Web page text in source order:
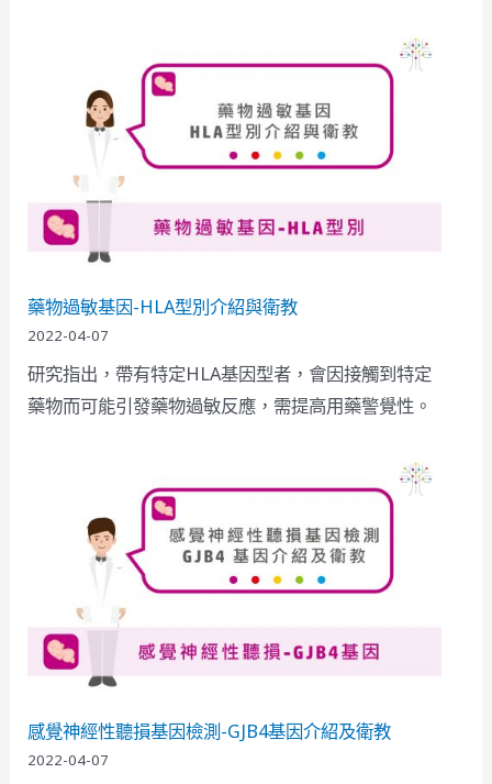
藥物過敏基因-HLA型別介紹與衛教
2022-04-07
研究指出，帶有特定HLA基因型者，會因接觸到特定
藥物而可能引發藥物過敏反應，需提高用藥警覺性。
感覺神經性聽損基因檢測-GJB4基因介紹及衛教
2022-04-07